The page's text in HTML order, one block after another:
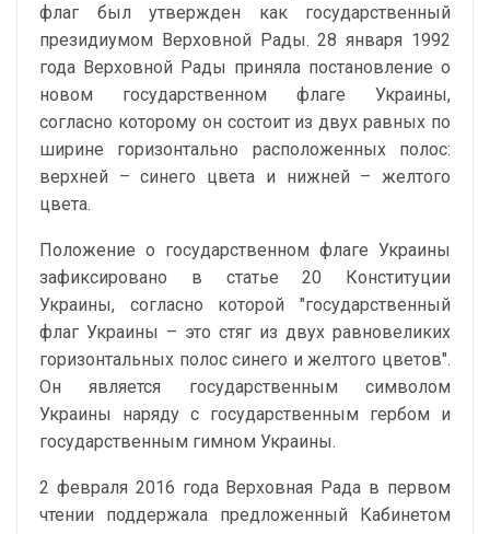
флаг был утвержден как государственный
президиумом Верховной Рады. 28 января 1992
года Верховной Рады приняла постановление о
новом государственном флаге Украины,
согласно которому он состоит из двух равных по
ширине горизонтально расположенных полос:
верхней – синего цвета и нижней – желтого
цвета.
Положение о государственном флаге Украины
зафиксировано в статье 20 Конституции
Украины, согласно которой "государственный
флаг Украины – это стяг из двух равновеликих
горизонтальных полос синего и желтого цветов".
Он является государственным символом
Украины наряду с государственным гербом и
государственным гимном Украины.
2 февраля 2016 года Верховная Рада в первом
чтении поддержала предложенный Кабинетом